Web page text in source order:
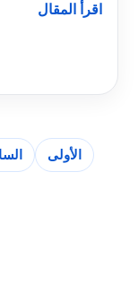
اقرأ المقال
الأولى